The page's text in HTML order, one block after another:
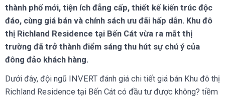
thành phố mới, tiện ích đẳng cấp, thiết kế kiến trúc độc
đáo, cùng giá bán và chính sách ưu đãi hấp dẫn. Khu đô
thị Richland Residence tại Bến Cát vừa ra mắt thị
trường đã trở thành điểm sáng thu hút sự chú ý của
đông đảo khách hàng.
Dưới đây, đội ngũ INVERT đánh giá chi tiết giá bán Khu đô thị
Richland Residence tại Bến Cát có đầu tư được không? tiềm